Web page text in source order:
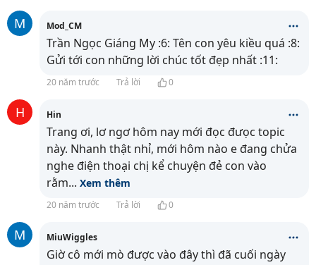
M Mod_CM
Trần Ngọc Giáng My :6: Tên con yêu kiều quá :8:
Gửi tới con những lời chúc tốt đẹp nhất :11:
20 năm trước Trả lời 0
H Hin
Trang ơi, lơ ngơ hôm nay mới đọc đưọc topic
này. Nhanh thật nhỉ, mới hôm nào e đang chửa
nghe điện thoại chị kể chuyện đẻ con vào
rằm... Xem thêm
20 năm trước Trả lời 0
M MiuWiggles
Giờ cô mới mò được vào đây thì đã cuối ngày